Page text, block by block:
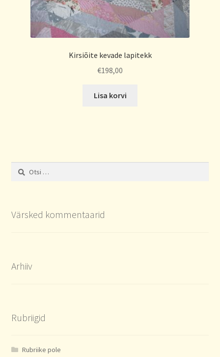
Kirsiõite kevade lapitekk
€198,00
Lisa korvi
Otsi:
Värsked kommentaarid
Arhiiv
Rubriigid
Rubriike pole